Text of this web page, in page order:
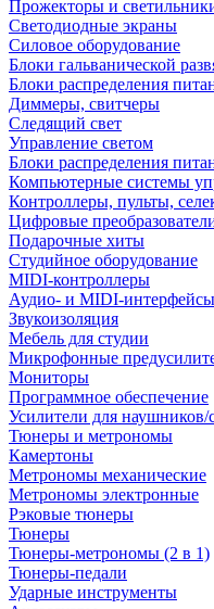
Прожекторы и
Светодиодные экраны
Силовое оборудование
Блоки гальванической
Блоки распределения
Диммеры, свитчеры
Следящий свет
Управление светом
Блоки распределения
Компьютерные системы
Контроллеры, пульты,
Цифровые
Подарочные хиты
Студийное оборудование
MIDI-контроллеры
Аудио- и MIDI-интерфейсы
Звукоизоляция
Мебель для студии
Микрофонные
Мониторы
Программное обеспечение
Усилители для наушников/
Тюнеры и метрономы
Камертоны
Метрономы механические
Метрономы электронные
Рэковые тюнеры
Тюнеры
Тюнеры-метрономы (2 в 1)
Тюнеры-педали
Ударные инструменты